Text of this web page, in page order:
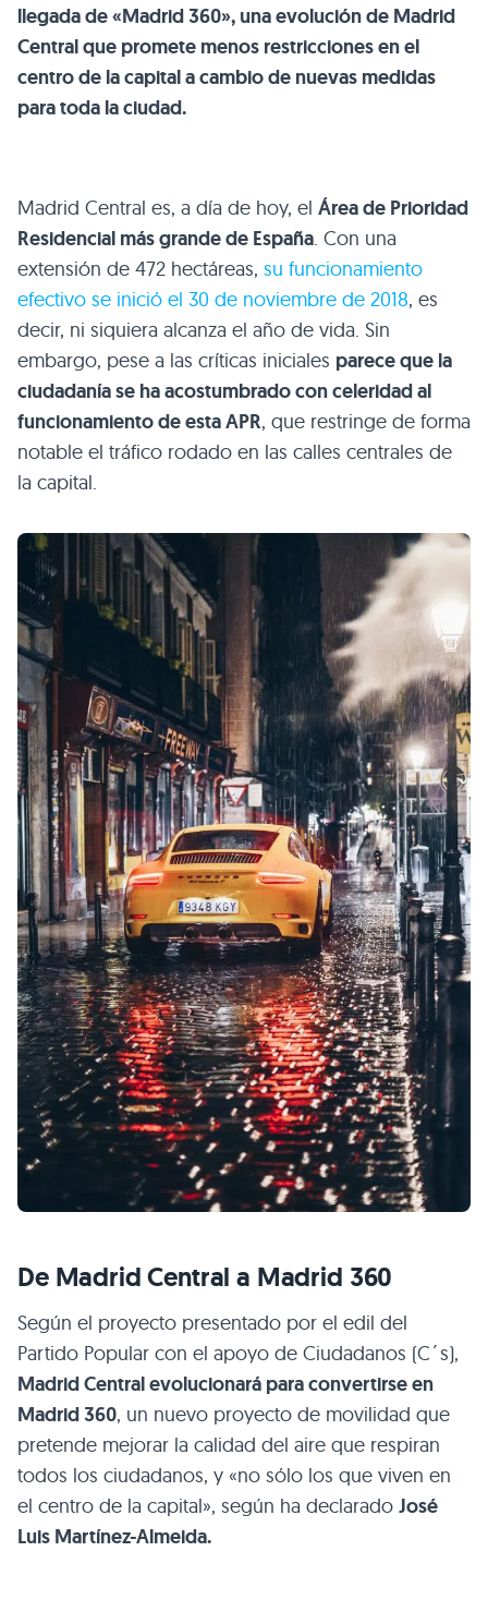
llegada de «Madrid 360», una evolución de Madrid
Central que promete menos restricciones en el
centro de la capital a cambio de nuevas medidas
para toda la ciudad.
Madrid Central es, a día de hoy, el Área de Prioridad
Residencial más grande de España. Con una
extensión de 472 hectáreas, su funcionamiento
efectivo se inició el 30 de noviembre de 2018, es
decir, ni siquiera alcanza el año de vida. Sin
embargo, pese a las críticas iniciales parece que la
ciudadanía se ha acostumbrado con celeridad al
funcionamiento de esta APR, que restringe de forma
notable el tráfico rodado en las calles centrales de
la capital.
De Madrid Central a Madrid 360
Según el proyecto presentado por el edil del
Partido Popular con el apoyo de Ciudadanos (C´s),
Madrid Central evolucionará para convertirse en
Madrid 360, un nuevo proyecto de movilidad que
pretende mejorar la calidad del aire que respiran
todos los ciudadanos, y «no sólo los que viven en
el centro de la capital», según ha declarado José
Luis Martínez-Almeida.